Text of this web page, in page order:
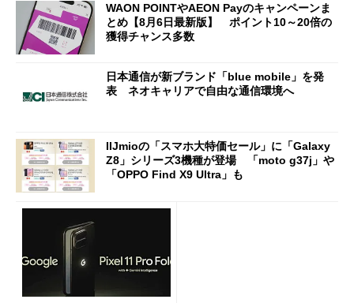
WAON POINTやAEON Payのキャンペーンま
とめ【8月6日最新版】 ポイント10～20倍の
獲得チャンス多数
日本通信が新ブランド「blue mobile」を発
表 ネオキャリアで自由な通信環境へ
IIJmioの「スマホ大特価セール」に「Galaxy
Z8」シリーズ3機種が登場 「moto g37j」や
「OPPO Find X9 Ultra」も